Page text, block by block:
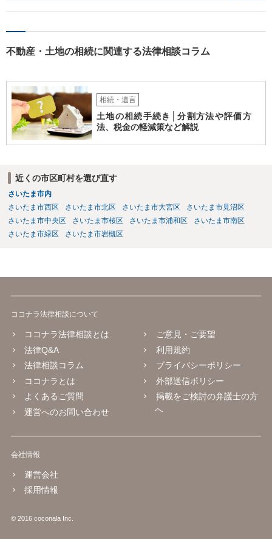
不動産・土地の相続に関連する法律相談コラム
相続・遺言
土地の相続手続き│分割方法や評価方
法、税金の軽減策など解説
近くの市区町村を選び直す
さいたま市内
さいたま市西区
さいたま市北区 さいたま市大宮区
さいたま市見沼区
さいたま市中央区
さいたま市桜区 さいたま市浦和区
さいたま市南区
さいたま市緑区
さいたま市岩槻区
ココナラ法律相談について
ココナラ法律相談とは
法律Q&A
法律相談コラム
ココナラとは
よくあるご質問
運営へのお問い合わせ
ご意見・ご要望
利用規約
プライバシーポリシー
外部送信ポリシー
掲載をご検討の弁護士の方
へ
会社情報
運営会社
採用情報
© 2016 coconala Inc.